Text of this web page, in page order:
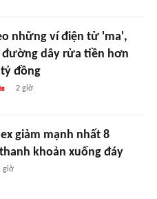
những ví điện tử 'ma',
đường dây rửa tiền hơn
đồng
2 giờ
giảm mạnh nhất 8
khoản xuống đáy
giờ